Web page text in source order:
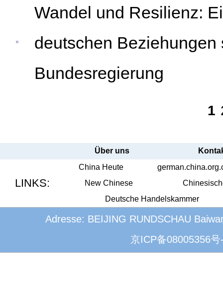
Wandel und Resilienz:
deutschen
Bundesregierung
1
Über uns
LINKS:
China Heute
New Chinese
Deutsche Handelskammer
Adresse: BEIJING RUNDSCHAU
京ICP备08005356号